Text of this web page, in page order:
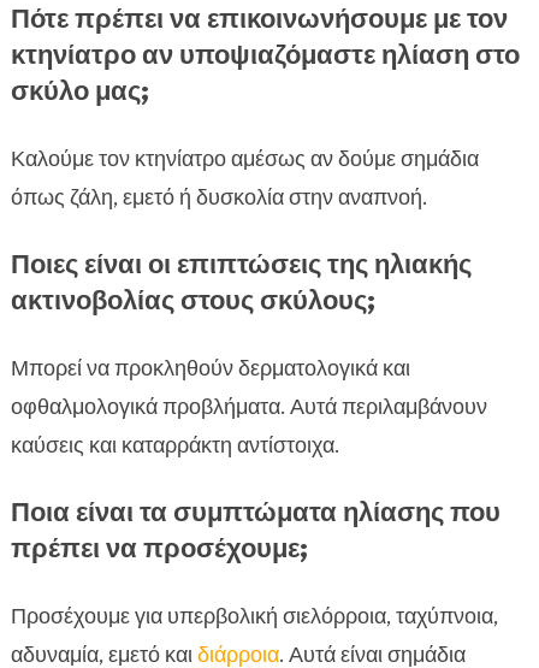
Πότε πρέπει να επικοινωνήσουμε με τον
κτηνίατρο αν υποψιαζόμαστε ηλίαση στο
σκύλο μας;
Καλούμε τον κτηνίατρο αμέσως αν δούμε σημάδια
όπως ζάλη, εμετό ή δυσκολία στην αναπνοή.
Ποιες είναι οι επιπτώσεις της ηλιακής
ακτινοβολίας στους σκύλους;
Μπορεί να προκληθούν δερματολογικά και
οφθαλμολογικά προβλήματα. Αυτά περιλαμβάνουν
καύσεις και καταρράκτη αντίστοιχα.
Ποια είναι τα συμπτώματα ηλίασης που
πρέπει να προσέχουμε;
Προσέχουμε για υπερβολική σιελόρροια, ταχύπνοια,
αδυναμία, εμετό καιδιάρροια. Αυτά είναι σημάδια